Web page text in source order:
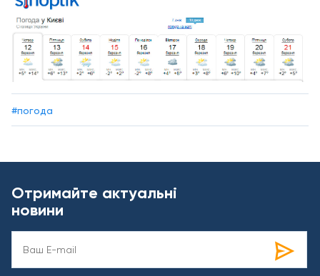
#погода
Отримайте актуальні
новини